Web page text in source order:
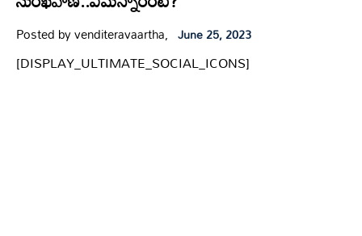
Posted by venditeravaartha, June 25, 2023
[DISPLAY_ULTIMATE_SOCIAL_ICONS]